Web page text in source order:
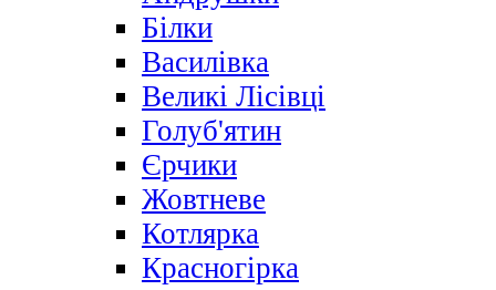
Білки
Василівка
Великі Лісівці
Голуб'ятин
Єрчики
Жовтневе
Котлярка
Красногірка